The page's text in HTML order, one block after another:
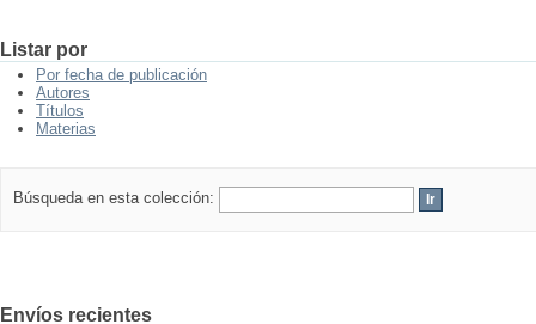
Listar por
Por fecha de publicación
Autores
Títulos
Materias
Búsqueda en esta colección:
Envíos recientes